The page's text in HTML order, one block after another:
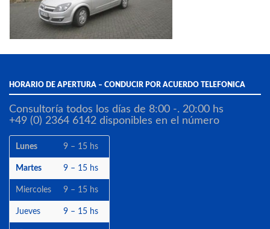
HORARIO DE APERTURA – CONDUCIR POR ACUERDO TELEFONICA
Consultoría todos los días de 8:00 -. 20:00 hs
+49 (0) 2364 6142 disponibles en el número
Lunes 9 – 15 hs
Martes 9 – 15 hs
Miercoles 9 – 15 hs
Jueves 9 – 15 hs